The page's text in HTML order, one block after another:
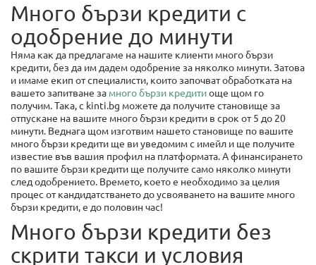
Много бързи кредити с
одобрение до минути
Няма как да предлагаме на нашите клиенти много бързи
кредити, без да им дадем одобрение за няколко минути. Затова
и имаме екип от специалисти, които започват обработката на
вашето запитване за много бързи кредитиоще щом го
получим. Така, с kinti.bg можете да получите становище за
отпускане на вашите много бързи кредити в срок от 5 до 20
минути. Веднага щом изготвим нашето становище по вашите
много бързи кредити ще ви уведомим с имейл и ще получите
известие във вашия профил на платформата. А финансирането
по вашите бързи кредити ще получите само няколко минути
след одобрението. Времето, което е необходимо за целия
процес от кандидатстването до усвояването на вашите много
бързи кредити, е до половин час!
Много бързи кредити без
скрити такси и условия